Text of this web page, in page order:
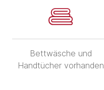
Bettwäsche und
Handtücher vorhanden